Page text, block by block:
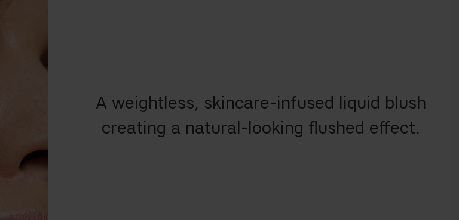
A weightless, skincare-infused liquid blush
creating a natural-looking flushed effect.